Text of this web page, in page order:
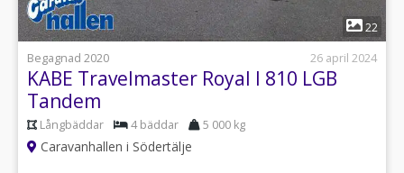
1
22
Begagnad 2020
26 april 2024
KABE Travelmaster Royal I 810 LGB
Tandem
Långbäddar 4 bäddar 5 000 kg
Caravanhallen i Södertälje